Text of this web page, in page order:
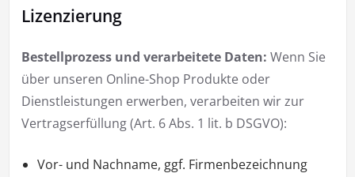
Lizenzierung
Bestellprozess und verarbeitete Daten: Wenn Sie
über unseren Online-Shop Produkte oder
Dienstleistungen erwerben, verarbeiten wir zur
Vertragserfüllung (Art. 6 Abs. 1 lit. b DSGVO):
Vor- und Nachname, ggf. Firmenbezeichnung